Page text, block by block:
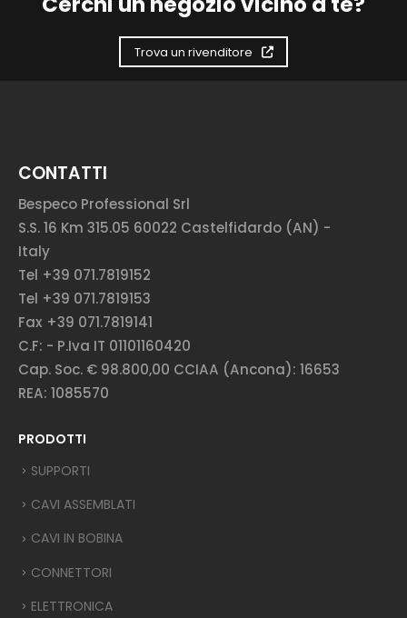
Trova un rivenditore
CONTATTI
Bespeco Professional Srl
S.S. 16 Km 315.05 60022 Castelfidardo (AN) -
Italy
Tel +39 071.7819152
Tel +39 071.7819153
Fax +39 071.7819141
C.F: - P.Iva IT 01101160420
Cap. Soc. € 98.800,00 CCIAA (Ancona): 16653
REA: 1085570
PRODOTTI
SUPPORTI
CAVI ASSEMBLATI
CAVI IN BOBINA
CONNETTORI
ELETTRONICA